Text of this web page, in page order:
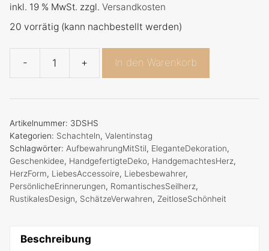
inkl. 19 % MwSt. zzgl. Versandkosten
20 vorrätig (kann nachbestellt werden)
-
Romantisches
mit
Menge
+ In den Warenkorb
Artikelnummer: 3DSHS
Kategorien: Schachteln, Valentinstag
Schlagwörter: AufbewahrungMitStil, EleganteDekoration,
Geschenkidee, HandgefertigteDeko, HandgemachtesHerz,
HerzForm, LiebesAccessoire, Liebesbewahrer,
PersönlicheErinnerungen, RomantischesSeilherz,
RustikalesDesign, SchätzeVerwahren, ZeitloseSchönheit
Beschreibung